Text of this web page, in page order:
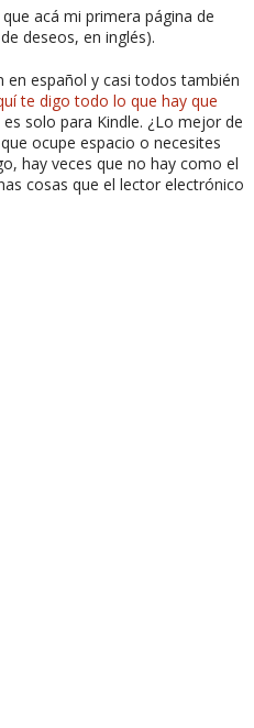
acá mi primera página de
deseos, en inglés).
español y casi todos también
te digo todo lo que hay que
solo para Kindle. ¿Lo mejor de
ocupe espacio o necesites
hay veces que no hay como el
cosas que el lector electrónico